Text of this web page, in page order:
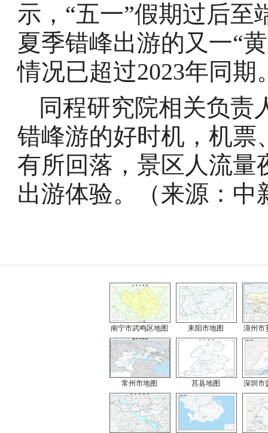
示，“五一”假期过后
夏季错峰出游的又一“
情况已超过2023年同期
同程研究院相关负责
错峰游的好时机，机票
有所回落，景区人流量
出游体验。（来源：中
南宁市武鸣区地图 耒阳市地图 漳州市
常州市地图 莒县地图 深圳市